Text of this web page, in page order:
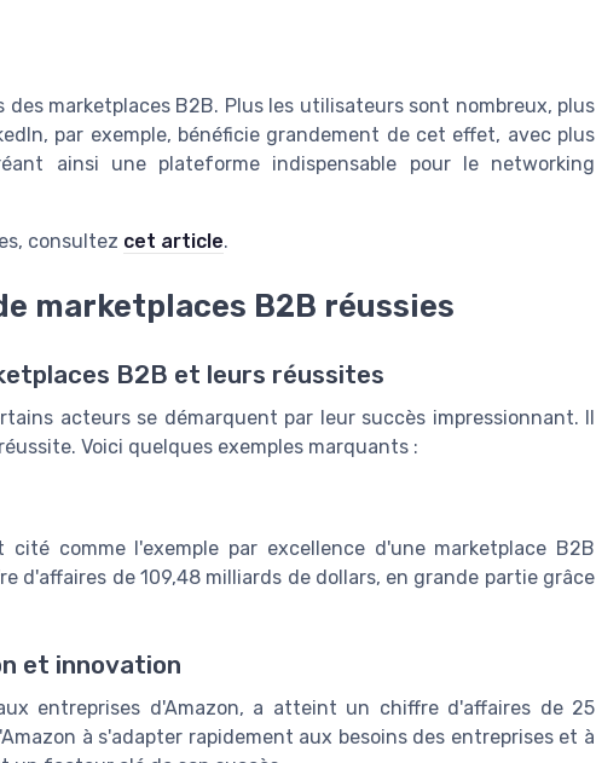
marketplaces B2B. Plus les utilisateurs sont nombreux, plus
par exemple, bénéficie grandement de cet effet, avec plus
ainsi une plateforme indispensable pour le networking
consultez cet article.
marketplaces B2B réussies
B2B et leurs réussites
acteurs se démarquent par leur succès impressionnant. Il
Voici quelques exemples marquants :
comme l'exemple par excellence d'une marketplace B2B
d'affaires de 109,48 milliards de dollars, en grande partie grâce
et innovation
entreprises d'Amazon, a atteint un chiffre d'affaires de 25
à s'adapter rapidement aux besoins des entreprises et à